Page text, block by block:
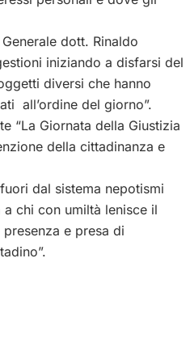
dott. Rinaldo
iniziando a disfarsi del
diversi che hanno
all’ordine del giorno”.
“La Giornata della Giustizia
della cittadinanza e
dal sistema nepotismi
chi con umiltà lenisce il
e presa di